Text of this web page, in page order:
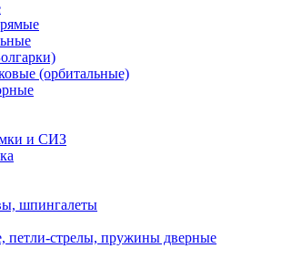
(орбитальные)
и СИЗ
шпингалеты
петли-стрелы, пружины дверные